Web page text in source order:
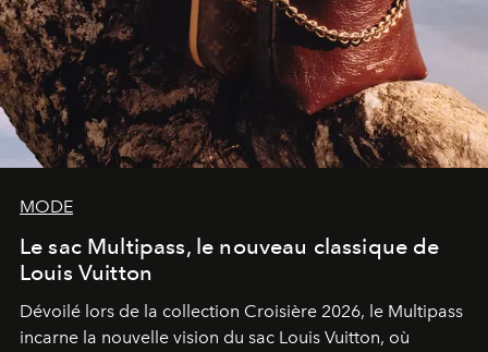
MODE
Le sac Multipass, le nouveau classique de
Louis Vuitton
Dévoilé lors de la collection Croisière 2026, le Multipass
incarne la nouvelle vision du sac Louis Vuitton, où